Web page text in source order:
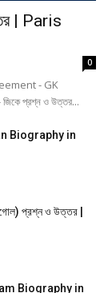
| Paris
0
- GK
প্রশ্ন ও উত্তর...
Biography in
প্রশ্ন ও উত্তর |
Biography in